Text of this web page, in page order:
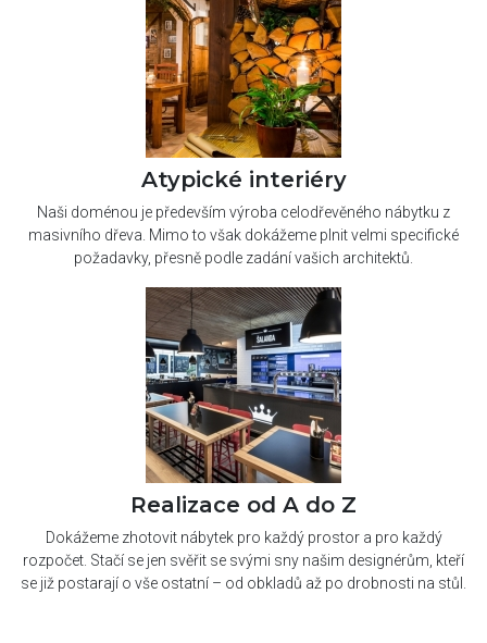
Atypické interiéry
Naši doménou je především výroba celodřevěného nábytku z
masivního dřeva. Mimo to však dokážeme plnit velmi specifické
požadavky, přesně podle zadání vašich architektů.
Realizace od A do Z
Dokážeme zhotovit nábytek pro každý prostor a pro každý
rozpočet. Stačí se jen svěřit se svými sny našim designérům, kteří
se již postarají o vše ostatní – od obkladů až po drobnosti na stůl.